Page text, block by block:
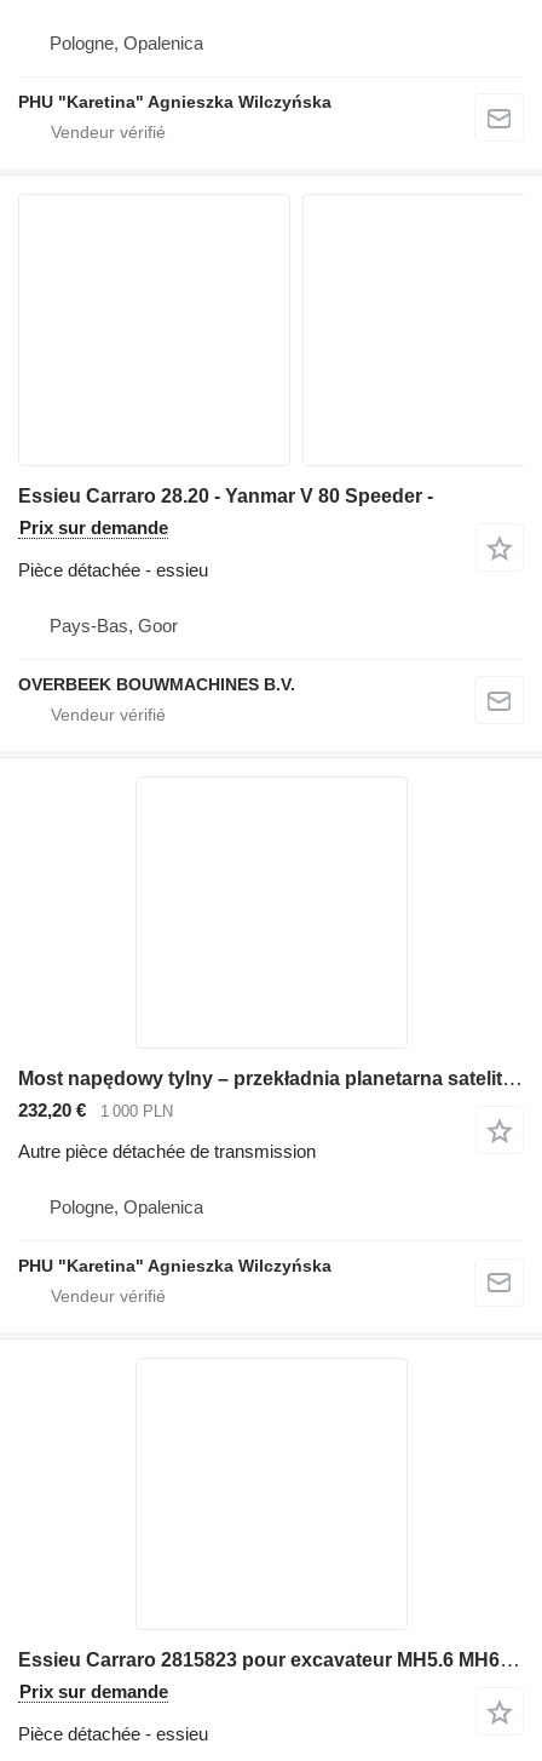
Pologne, Opalenica
PHU "Karetina" Agnieszka Wilczyńska
Essieu Carraro 28.20 - Yanmar V 80 Speeder -
Prix sur demande
Pièce détachée - essieu
Pays-Bas, Goor
OVERBEEK BOUWMACHINES B.V.
Most napędowy tylny – przekładnia planetarna satelity Carraro pour chargeuse sur pneus Carraro WA100
232,20 € 1 000 PLN
Autre pièce détachée de transmission
Pologne, Opalenica
PHU "Karetina" Agnieszka Wilczyńska
Essieu Carraro 2815823 pour excavateur MH5.6 MH6.6 WX210 WX240 WX165 WX185
Prix sur demande
Pièce détachée - essieu